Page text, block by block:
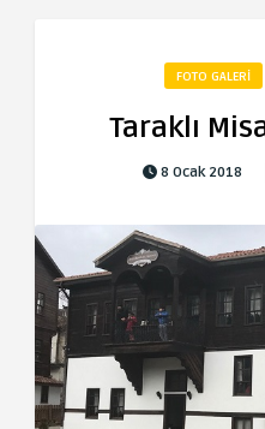
FOTO GALERI
Taraklı
8 Ocak 2018